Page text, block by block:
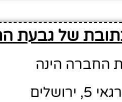
של גבעת
החברה הינה